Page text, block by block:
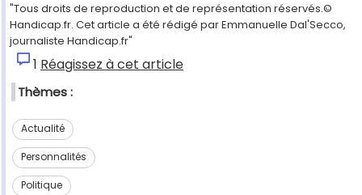
"Tous droits de reproduction et de représentation réservés.©
Handicap.fr. Cet article a été rédigé par Emmanuelle Dal'Secco,
journaliste Handicap.fr"
1 Réagissez à cet article
Thèmes :
Actualité
Personnalités
Politique